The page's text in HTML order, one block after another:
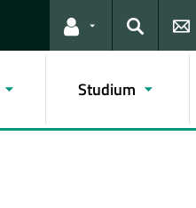
Odkazy pro uživatele
Hledat
Studium